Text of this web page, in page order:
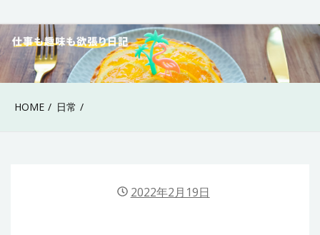
to
content
40代女性の仕事も趣
味も欲張り日記
HOME 日常
2022年2月19日